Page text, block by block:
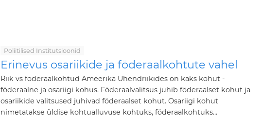
Poliitilised Institutsioonid
Erinevus osariikide ja föderaalkohtute vahel
Riik vs föderaalkohtud Ameerika Ühendriikides on kaks kohut -
föderaalne ja osariigi kohus. Föderaalvalitsus juhib föderaalset kohut ja
osariikide valitsused juhivad föderaalset kohut. Osariigi kohut
nimetatakse üldise kohtualluvuse kohtuks, föderaalkohtuks...